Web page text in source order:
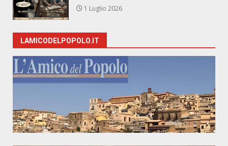
1 Luglio 2026
LAMICODELPOPOLO.IT